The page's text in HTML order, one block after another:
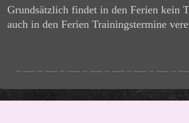
Grundsätzlich findet in den Ferien kein
auch in den Ferien Trainingstermine